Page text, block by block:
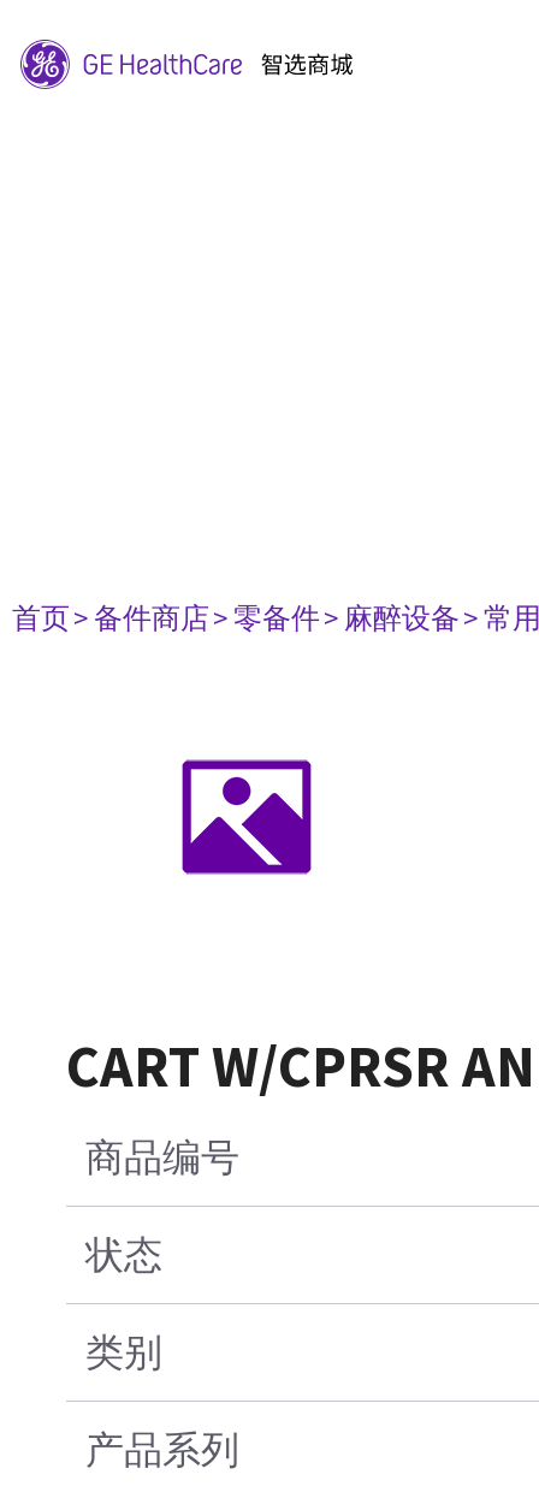
首页> 备件商店> 零备件> 麻醉设备> 常
CART W/CPRSR
商品编号
状态
类别
产品系列